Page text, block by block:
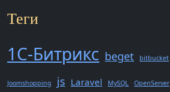
Теги
1С-Битрикс beget bitbucket
Joomshopping js Laravel MySQL OpenServer